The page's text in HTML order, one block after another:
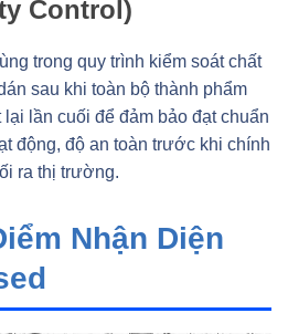
Control)
trong quy trình kiểm soát chất
sau khi toàn bộ thành phẩm
lần cuối để đảm bảo đạt chuẩn
động, độ an toàn trước khi chính
ra thị trường.
Nhận Diện